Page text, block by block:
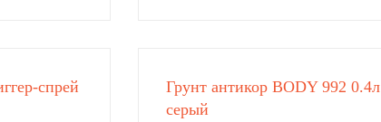
спрей
Грунт антикор BODY 992 0.4л
серый